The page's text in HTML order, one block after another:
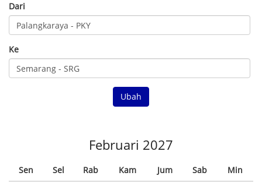
Dari
Ke
Ubah
Februari 2027
Sen Sel Rab Kam Jum Sab Min